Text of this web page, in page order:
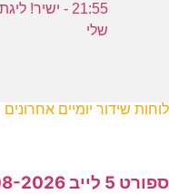
21:55 - ישיר!
שלי
לוחות שידור יומיים אחרונים
ספורט 5 לייב 06-08-2026